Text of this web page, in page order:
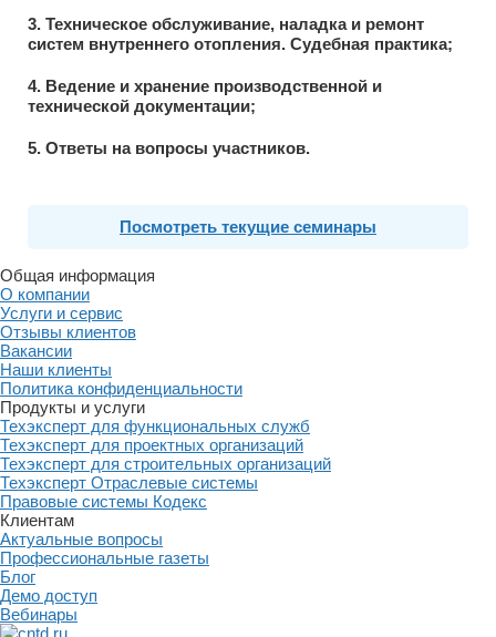
3. Техническое обслуживание, наладка и ремонт
систем внутреннего отопления. Судебная практика;
4. Ведение и хранение производственной и
технической документации;
5. Ответы на вопросы участников.
Посмотреть текущие семинары
Общая информация
О компании
Услуги и сервис
Отзывы клиентов
Вакансии
Наши клиенты
Политика конфиденциальности
Продукты и услуги
Техэксперт для функциональных служб
Техэксперт для проектных организаций
Техэксперт для строительных организаций
Техэксперт Отраслевые системы
Правовые системы Кодекс
Клиентам
Актуальные вопросы
Профессиональные газеты
Блог
Демо доступ
Вебинары